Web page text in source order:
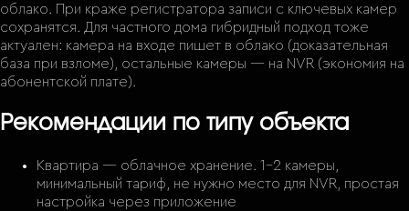
облако. При краже регистратора записи с ключевых камер
сохранятся. Для частного дома гибридный подход тоже
актуален: камера на входе пишет в облако (доказательная
база при взломе), остальные камеры — на NVR (экономия на
абонентской плате).
Рекомендации по типу объекта
Квартира — облачное хранение. 1-2 камеры,
минимальный тариф, не нужно место для NVR, простая
настройка через приложение